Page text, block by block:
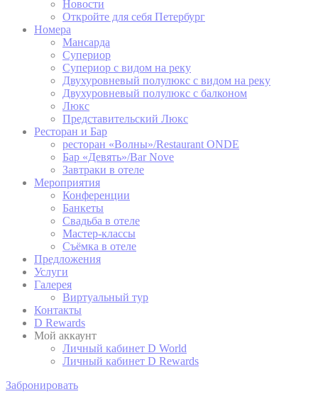
_deCountryResp
D-edge
_deCookiesConsent
D-edge
Cookie
Consent
consent on Cookies
and consent
Identifier.
статистика
Такие файлы cookie используются для сбора
информации пользователей о пути навигации с
конечной целью для агрегированного анализа
статистики для улучшения веб-сайта.
Имя Провайдер
_gid
Analytics
website
performance and
_ga
Google
allows user tracking
to enhance the
Новости
Откройте для себя Петербург
Номера
Мансарда
Супериор
Супериор с видом на реку
Двухуровневый полулюкс с видом на реку
Двухуровневый полулюкс с балконом
Люкс
Представительский Люкс
Ресторан и Бар
ресторан «Волны»/Restaurant ONDE
Бар «Девять»/Bar Nove
Завтраки в отеле
Мероприятия
Конференции
Банкеты
Свадьба в отеле
Мастер-классы
Съёмка в отеле
Предложения
Услуги
Галерея
Виртуальный тур
Контакты
D Rewards
Мой аккаунт
Личный кабинет D World
Личный кабинет D Rewards
Забронировать